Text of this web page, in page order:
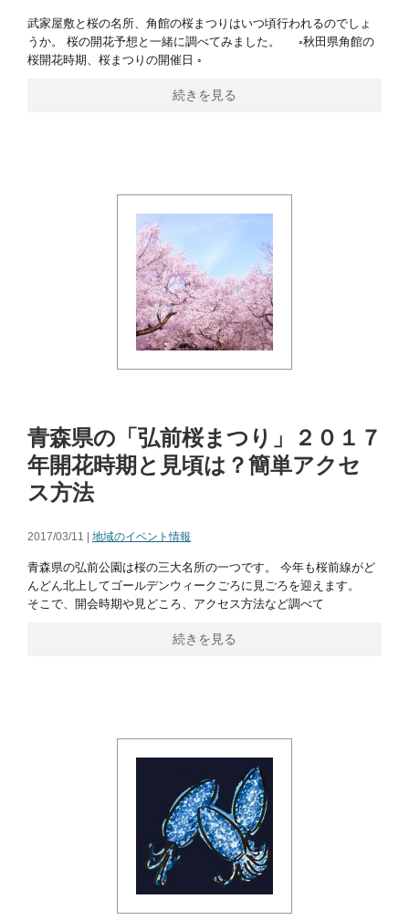
武家屋敷と桜の名所、角館の桜まつりはいつ頃行われるのでしょ
うか。 桜の開花予想と一緒に調べてみました。 ◦秋田県角館の
桜開花時期、桜まつりの開催日 ◦
続きを見る
青森県の「弘前桜まつり」２０１７
年開花時期と見頃は？簡単アクセ
ス方法
2017/03/11 | 地域のイベント情報
青森県の弘前公園は桜の三大名所の一つです。 今年も桜前線がど
んどん北上してゴールデンウィークごろに見ごろを迎えます。
そこで、開会時期や見どころ、アクセス方法など調べて
続きを見る